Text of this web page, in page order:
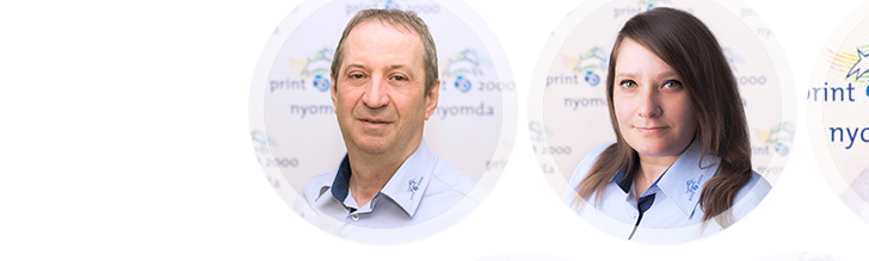
Auffenberg Attila
Informatikus
+36 30 239 11 72
Bors Anett
Digitális Stúdió vezető
+36 30 965 66 58